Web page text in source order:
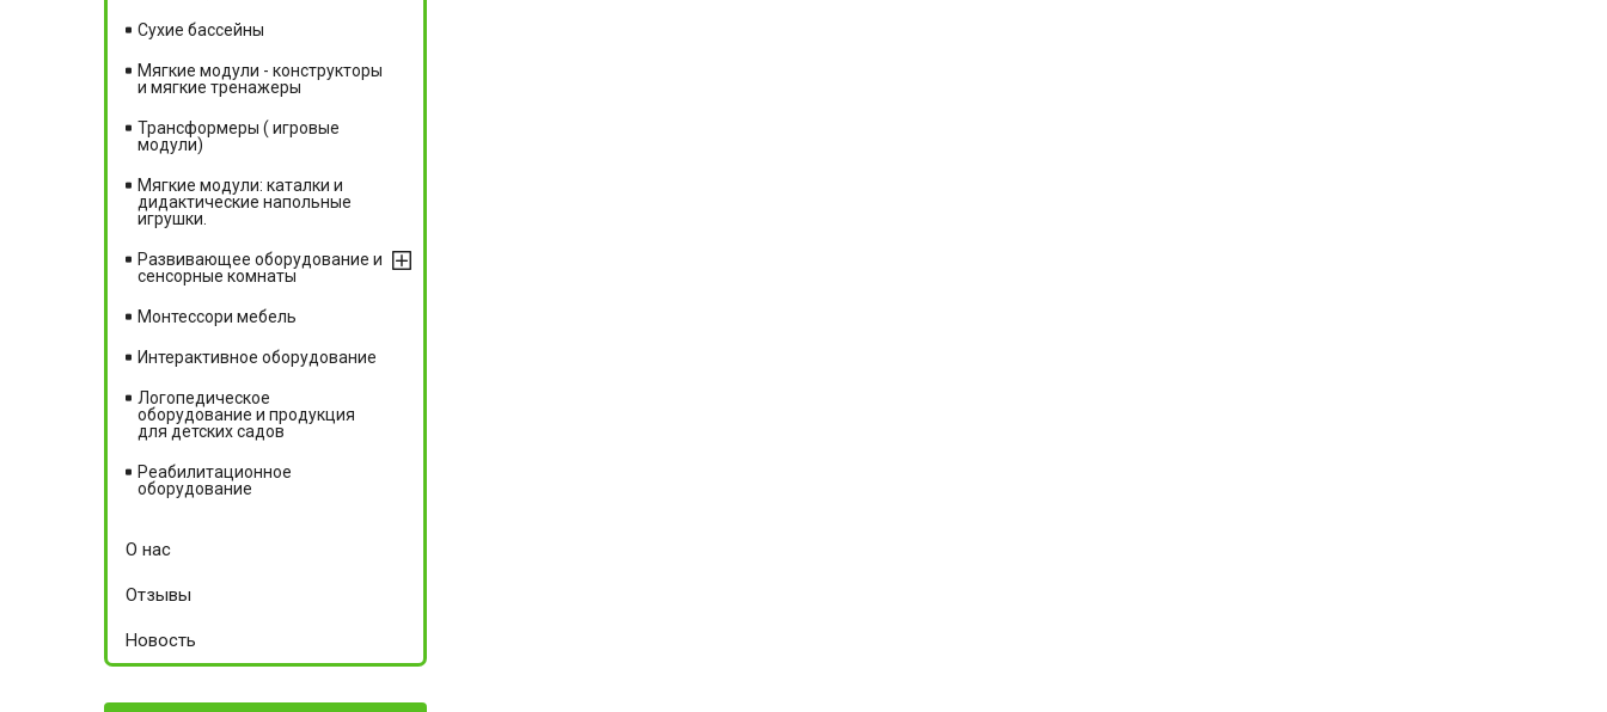
Сухие бассейны
Мягкие модули - конструкторы
и мягкие тренажеры
Трансформеры ( игровые
модули)
Мягкие модули: каталки и
дидактические напольные
игрушки.
Развивающее оборудование и
сенсорные комнаты
Монтессори мебель
Интерактивное оборудование
Логопедическое
оборудование и продукция
для детских садов
Реабилитационное
оборудование
О нас
Отзывы
Новость